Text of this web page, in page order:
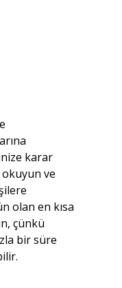
karar
ve
olan en kısa
çünkü
bir süre